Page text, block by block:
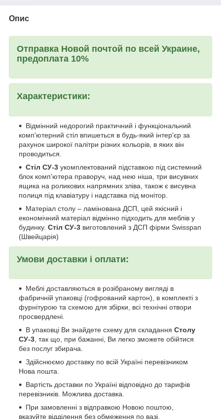
Опис
Отправка Новой почтой по всей Украине,
предоплата 10%
Характеристики:
Відмінний недорогий практичний і функціональний
комп'ютерний стіл впишеться в будь-який інтер'єр за
рахунок широкої палітри різних кольорів, в яких він
проводиться.
Стіл СУ-3 укомплектований підставкою під системний
блок комп'ютера праворуч, над нею ніша, три висувних
ящика на роликових напрямних зліва, також є висувна
полиця під клавіатуру і надставка під монітор.
Матеріал столу – ламінована ДСП, цей якісний і
економічний матеріал відмінно підходить для меблів у
будинку. Стіл СУ-3 виготовлений з ДСП фірми Swisspan
(Швейцарія)
Умови доставки і оплати:
Меблі доставляються в розібраному вигляді в
фабричній упаковці (гофрований картон), в комплекті з
фурнітурою та схемою для збірки, всі технічні отвори
просвердлені.
В упаковці Ви знайдете схему для складання Столу
СУ-3, так що, при бажанні, Ви легко зможете обійтися
без послуг збирача.
Здійснюємо доставку по всій Україні перевізником
Нова пошта.
Вартість доставки по Україні відповідно до тарифів
перевізників. Можлива доставка.
При замовленні з відправкою Новою поштою,
вказуйте відділення без обмеження по вазі.